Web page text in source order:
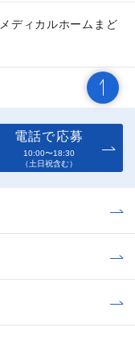
メディカルホームまど
電話で応募
10:00〜18:30
（土日祝含む）